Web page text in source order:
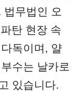
법무법인 오
탄 현장 속
독이며, 얄
수는 날카로
있습니다.